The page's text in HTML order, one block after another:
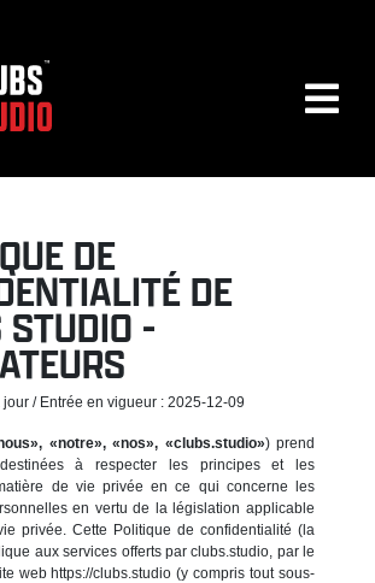
DE
DE
STUDIO -
/ Entrée en vigueur : 2025-12-09
«notre», «nos», «clubs.studio») prend
à respecter les principes et les
de vie privée en ce qui concerne les
en vertu de la législation applicable
privée. Cette Politique de confidentialité (la
aux services offerts par clubs.studio, par le
web https://clubs.studio (y compris tout sous-